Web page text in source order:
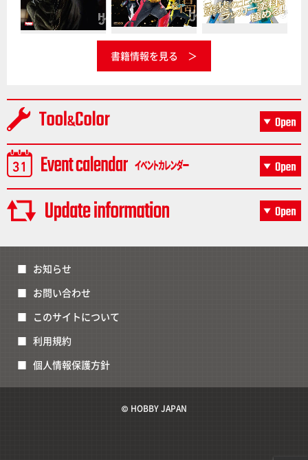
書籍情報を見る
お知らせ
お問い合わせ
このサイトについて
利用規約
個人情報保護方針
© HOBBY JAPAN